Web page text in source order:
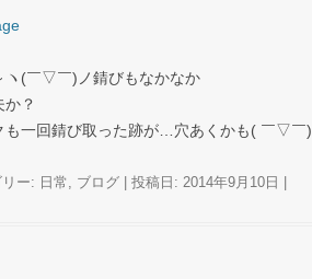
ヽ(￣▽￣)ノ錆びもなかなか
か？
も一回錆び取った跡が…穴あくかも( ￣▽￣)
ー: 日常, ブログ | 投稿日: 2014年9月10日